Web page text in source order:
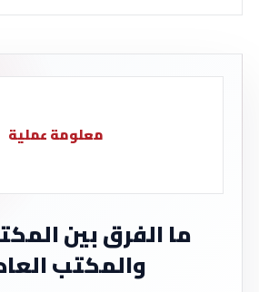
معلومة عملية
ما الفرق بين
والمكتب